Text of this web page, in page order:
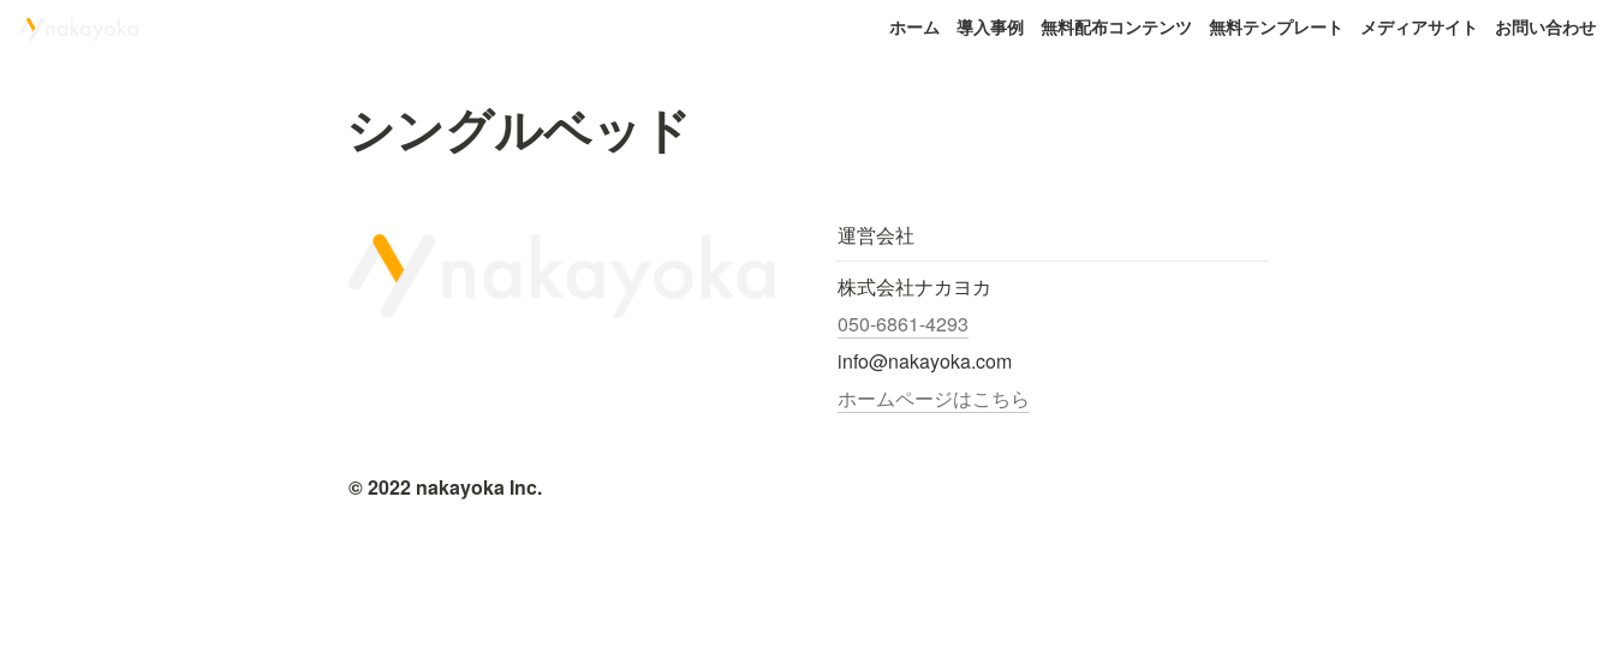
ホーム 導入事例 無料配布コンテンツ 無料テンプレート メディアサイト お問い合わせ
シングルベッド
運営会社
株式会社ナカヨカ
050-6861-4293
info@nakayoka.com
ホームページはこちら
© 2022 nakayoka Inc.